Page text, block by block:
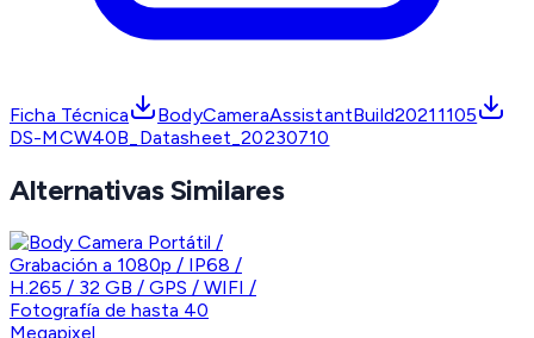
Ficha Técnica
BodyCameraAssistantBuild20211105
DS-MCW40B_Datasheet_20230710
Alternativas Similares